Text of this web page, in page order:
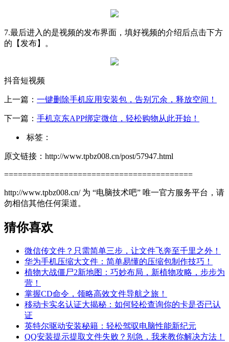
7.最后进入的是视频的发布界面，填好视频的介绍后点击下方
的【发布】。
抖音短视频
上一篇： 一键删除手机应用安装包，告别冗余，释放空间！
下一篇： 手机京东APP绑定微信，轻松购物从此开始！
标签：
原文链接：http://www.tpbz008.cn/post/57947.html
=========================================
http://www.tpbz008.cn/ 为 “电脑技术吧” 唯一官方服务平台，请
勿相信其他任何渠道。
猜你喜欢
微信传文件？只需简单三步，让文件飞奔至千里之外！
华为手机压缩大文件：简单易懂的压缩包制作技巧！
植物大战僵尸2新地图：巧妙布局，新植物攻略，步步为
营！
掌握CD命令，领略高效文件导航之旅！
移动卡实名认证大揭秘：如何轻松查询你的卡是否已认
证
英特尔驱动安装秘籍：轻松驾驭电脑性能新纪元
QQ安装提示提取文件失败？别急，我来教你解决方法！